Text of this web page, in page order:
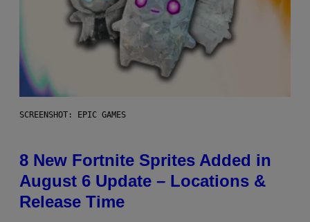
SCREENSHOT: EPIC GAMES
8 New Fortnite Sprites Added in
August 6 Update – Locations &
Release Time